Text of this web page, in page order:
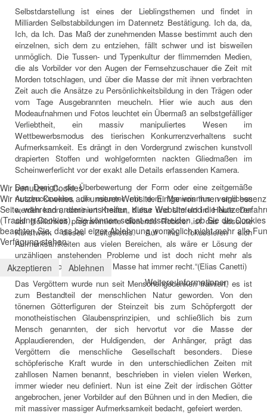
Selbstdarstellung ist eines der Lieblingsthemen und findet in
Milliarden Selbstabbildungen im Datennetz Bestätigung. Ich da, da,
Ich, da Ich. Das Maß der zunehmenden Masse bestimmt auch den
einzelnen, sich dem zu entziehen, fällt schwer und ist bisweilen
unmöglich. Die Tussen- und Typenkultur der flimmernden Medien,
die als Vorbilder vor den Augen der Fernsehzuschauer die Zeit mit
Morden totschlagen, und über die Masse der mit ihnen verbrachten
Zeit auch die Ansätze zu Persönlichkeitsbildung in den Trägen oder
vom Tage Ausgebrannten meucheln. Hier wie auch aus den
Modeaufnahmen und Fotos leuchtet ein Übermaß an selbstgefälliger
Verliebtheit, ein massiv manipuliertes Wesen im
Wettbewerbsmodus des tierischen Konkurrenzverhaltens sucht
Aufmerksamkeit. Es drängt in den Vordergrund zwischen kunstvoll
drapierten Stoffen und wohlgeformten nackten Gliedmaßen im
Scheinwerferlicht vor der exakt alle Details erfassenden Kamera.
Das Design, die Überbewertung der Form oder eine zeitgemäße
Ausdrucksweise, die mitunter mit dem Manierismus verglichen
werden kann, dominiert Kreatur, Kultur und Umfeld im Heute. Der
auf Höflichkeit programmierte dienende Roboter ist das absolute
Kunstwerk dieses Zeitgeistes. Auf ihn fokussieren sich
Aufmerksamkeiten aus vielen Bereichen, als wäre er Lösung der
unzähligen anstehenden Probleme und ist doch nicht mehr als
Ablenkung von diesen. „Die Masse hat immer recht.“(Elias Canetti)
Das Vergöttern wurde nun seit Menschengedenken trainiert, es ist
zum Bestandteil der menschlichen Natur geworden. Von den
tönernen Götterfiguren der Steinzeit bis zum Schöpfergott der
monotheistischen Glaubensprinzipien, und schließlich bis zum
Mensch genannten, der sich hervortut vor die Masse der
Applaudierenden, der Huldigenden, der Anhänger, prägt das
Vergöttern die menschliche Gesellschaft besonders. Diese
schöpferische Kraft wurde in den unterschiedlichen Zeiten mit
zahllosen Namen benannt, beschrieben in vielen vielen Werken,
immer wieder neu definiert. Nun ist eine Zeit der irdischen Götter
angebrochen, jener Vorbilder auf den Bühnen und in den Medien, die
mit massiver massiger Aufmerksamkeit bedacht, gefeiert werden.
Wir benutzen Cookies
Wir nutzen Cookies auf unserer Website. Einige von ihnen sind
Seite, während andere uns helfen, diese Website und die
(Tracking Cookies). Sie können selbst entscheiden, ob Sie die
beachten Sie, dass bei einer Ablehnung womöglich nicht mehr alle
Verfügung stehen.
Akzeptieren
Ablehnen
Weitere Informationen